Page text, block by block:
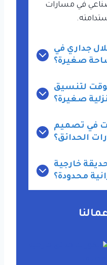
في مسارات
جداري في
صغيرة؟
لتنسيق
صغيرة؟
في تصميم
الحدائق؟
خارجية
محدودة؟